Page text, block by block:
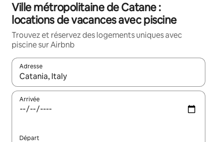
Ville métropolitaine de Catane :
locations de vacances avec piscine
Trouvez et réservez des logements uniques avec
piscine sur Airbnb
Adresse
Lorsque les résultats s'affichent, utilisez les flèches vers le
Arrivée
Départ